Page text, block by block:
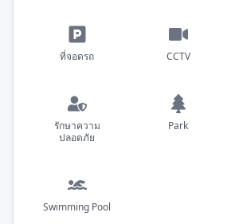
ที่จอดรถ CCTV
รักษาความ
ปลอดภัย
Park
Swimming Pool